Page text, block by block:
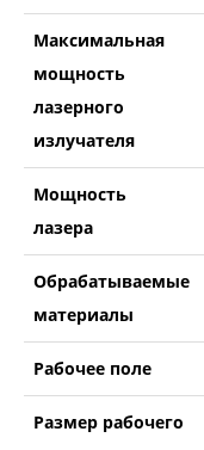
Максимальная
мощность
лазерного
излучателя
Мощность
лазера
Обрабатываемые
материалы
Рабочее поле
Размер рабочего